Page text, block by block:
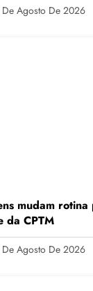
Agosto De 2026
mudam rotina
da CPTM
Agosto De 2026